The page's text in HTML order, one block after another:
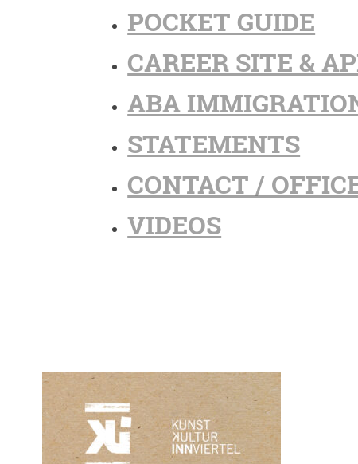
POCKET GUIDE
CAREER SITE &
ABA
STATEMENTS
CONTACT /
VIDEOS